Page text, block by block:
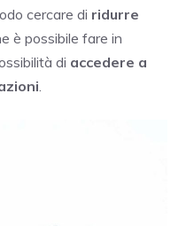
cercare di ridurre
è possibile fare in
di accedere a